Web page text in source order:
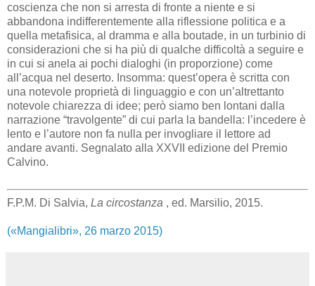
coscienza che non si arresta di fronte a niente e si
abbandona indifferentemente alla riflessione politica e a
quella metafisica, al dramma e alla boutade, in un turbinio di
considerazioni che si ha più di qualche difficoltà a seguire e
in cui si anela ai pochi dialoghi (in proporzione) come
all’acqua nel deserto. Insomma: quest’opera è scritta con
una notevole proprietà di linguaggio e con un’altrettanto
notevole chiarezza di idee; però siamo ben lontani dalla
narrazione “travolgente” di cui parla la bandella: l’incedere è
lento e l’autore non fa nulla per invogliare il lettore ad
andare avanti. Segnalato alla XXVII edizione del Premio
Calvino.
F.P.M. Di Salvia, La circostanza , ed. Marsilio, 2015.
(«Mangialibri», 26 marzo 2015)